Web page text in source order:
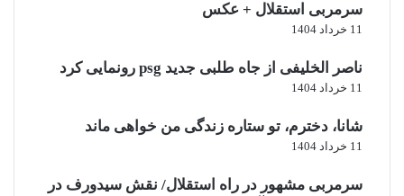
سرمربی استقلال + عکس
11 خرداد 1404
ناصر الخلیفی از جاه طلبی جدید psg رونمایی کرد
11 خرداد 1404
شانا، دخترم، تو ستاره زندگی من خواهی ماند
11 خرداد 1404
سرمربی مشهور در راه استقلال/ نقش سیدورف در